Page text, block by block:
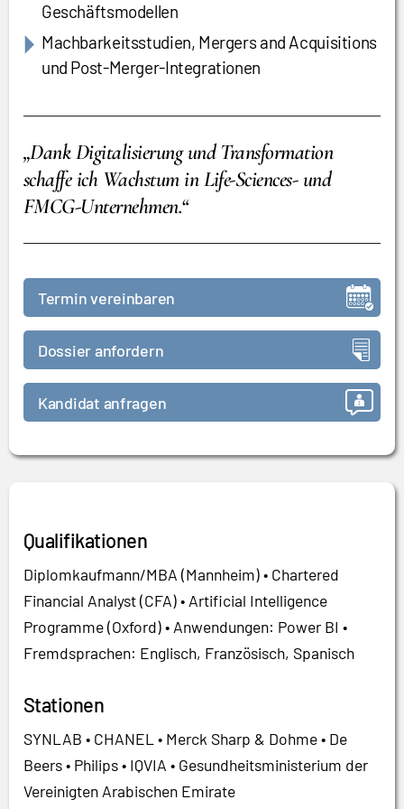
Geschäftsmodellen
Machbarkeitsstudien, Mergers and Acquisitions
und Post-Merger-Integrationen
„Dank Digitalisierung und Transformation
schaffe ich Wachstum in Life-Sciences- und
FMCG-Unternehmen.“
Termin vereinbaren
Dossier anfordern
Kandidat anfragen
Qualifikationen
Diplomkaufmann/MBA (Mannheim) • Chartered
Financial Analyst (CFA) • Artificial Intelligence
Programme (Oxford) • Anwendungen: Power BI •
Fremdsprachen: Englisch, Französisch, Spanisch
Stationen
SYNLAB • CHANEL • Merck Sharp & Dohme • De
Beers • Philips • IQVIA • Gesundheitsministerium der
Vereinigten Arabischen Emirate